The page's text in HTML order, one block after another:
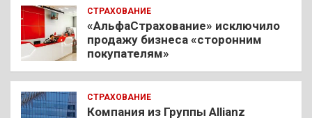
СТРАХОВАНИЕ
«АльфаСтрахование» исключило
продажу бизнеса «сторонним
покупателям»
СТРАХОВАНИЕ
Компания из Группы Allianz